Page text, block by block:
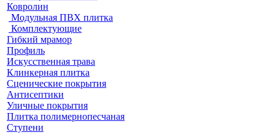
Ковролин
Модульная ПВХ плитка
Комплектующие
Гибкий мрамор
Профиль
Искусственная трава
Клинкерная плитка
Сценические покрытия
Антисептики
Уличные покрытия
Плитка полимернопесчаная
Ступени